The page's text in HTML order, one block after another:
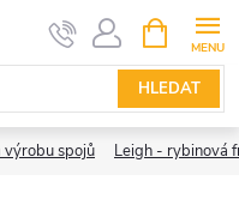
HLEDAT
NÁKUPNÍ
KOŠÍK
výrobu spojů Leigh - rybinová